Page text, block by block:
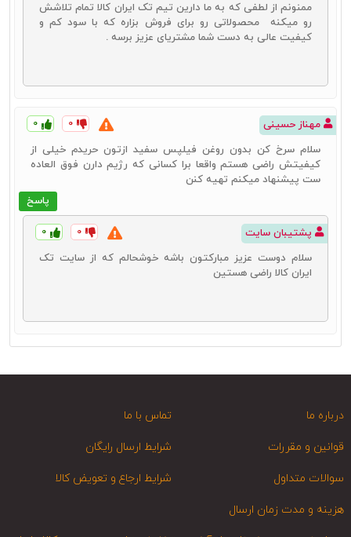
ممنونم از لطفی که به ما دارین تیم تک ایران کالا تمام تلاشش
رو میکنه محصولاتی رو برای فروش بزاره که با سود کم و
کیفیت عالی به دست شما مشتریای عزیز برسه .
مهناز حسینی ۰ ۰
پاسخ
سلام سرخ کن بدون روغن فیلپس سفید ازتون حریدم خیلی از
کیفیتش راضی هستم واقعا برا کسانی که رژیم دارن فوق العاده
ست پیشنهاد میکنم تهیه کنن
پشتیبان سایت ۰ ۰
سلام دوست عزیز مبارکتون باشه خوشحالم که از سایت تک
ایران کالا راضی هستین
درباره ما تماس با ما
قوانین و مقررات شرایط ارسال رایگان
سوالات متداول شرایط ارجاع و تعویض کالا
هزینه و مدت زمان ارسال